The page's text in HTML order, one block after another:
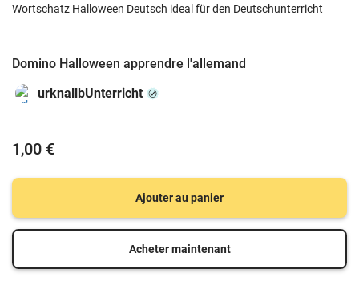
Wortschatz Halloween Deutsch ideal für den Deutschunterricht
Domino Halloween apprendre l'allemand
urknallbUnterricht
1,00 €
Ajouter au panier
Acheter maintenant